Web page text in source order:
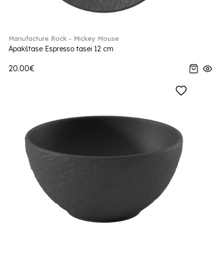
Manufacture Rock - Mickey Mouse
Apakštase Espresso tasei 12 cm
20.00€